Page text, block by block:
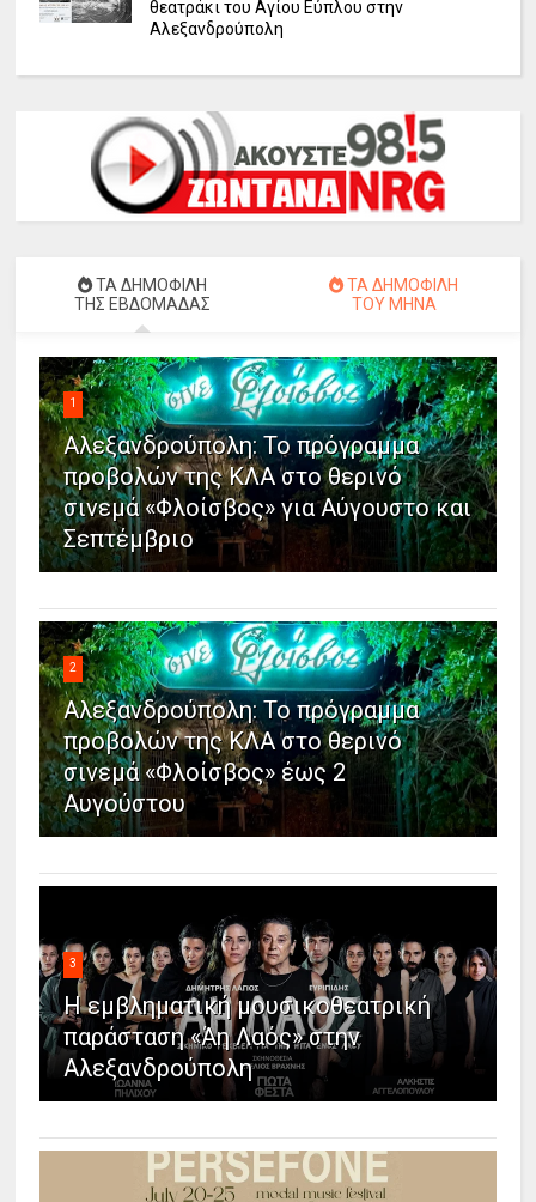
θεατράκι του Αγίου Εύπλου στην
Αλεξανδρούπολη
ΤΑ ΔΗΜΟΦΙΛΗ
ΤΗΣ ΕΒΔΟΜΑΔΑΣ
ΤΑ ΔΗΜΟΦΙΛΗ
ΤΟΥ ΜΗΝΑ
1
Αλεξανδρούπολη: Το πρόγραμμα
προβολών της ΚΛΑ στο θερινό
σινεμά «Φλοίσβος» για Αύγουστο και
Σεπτέμβριο
2
Αλεξανδρούπολη: Το πρόγραμμα
προβολών της ΚΛΑ στο θερινό
σινεμά «Φλοίσβος» έως 2
Αυγούστου
3
Η εμβληματική μουσικοθεατρική
παράσταση «Άη Λαός» στην
Αλεξανδρούπολη